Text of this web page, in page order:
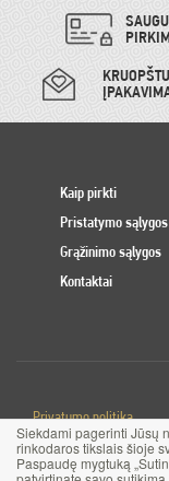
Siekdami pagerinti Jūsų
rinkodaros tikslais šioje
Paspaudę mygtuką
Kaip pirkti
Pristatymo sąlygos
Grąžinimo sąlygos
Kontaktai
Privatumo politika
Slapuku politika